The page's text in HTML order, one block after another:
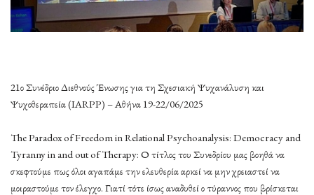
21ο Συνέδριο Διεθνούς Ένωσης για τη Σχεσιακή Ψυχανάλυση και
Ψυχοθεραπεία (IARPP) – Αθήνα 19-22/06/2025
The Paradox of Freedom in Relational Psychoanalysis: Democracy and
Tyranny in and out of Therapy: Ο τίτλος του Συνεδρίου μας βοηθά να
σκεφτούμε πως όλοι αγαπάμε την ελευθερία αρκεί να μην χρειαστεί να
μοιραστούμε τον έλεγχο. Γιατί τότε ίσως αναδυθεί ο τύραννος που βρίσκεται